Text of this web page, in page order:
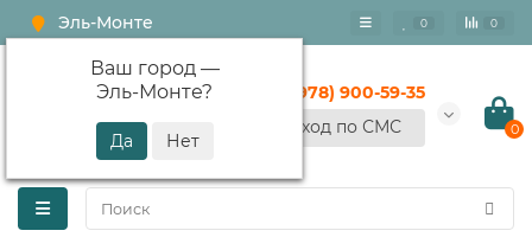
Эль-Монте
Ваш город —
Эль-Монте?
0 0
+7 (978) 900-59-35
Вход по СМС
0